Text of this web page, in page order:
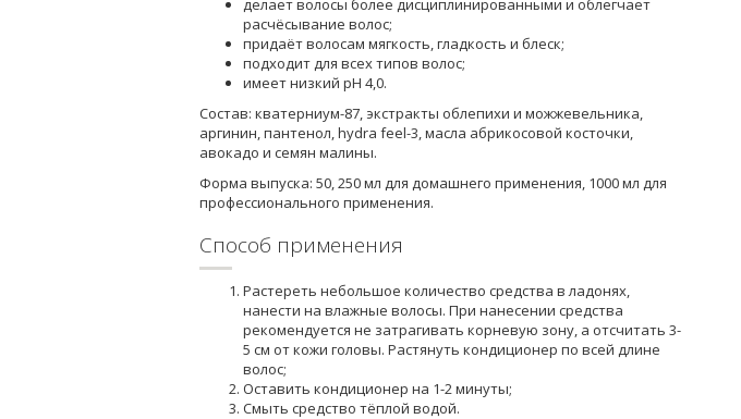
делает волосы более дисциплинированными и облегчает
расчёсывание волос;
придаёт волосам мягкость, гладкость и блеск;
подходит для всех типов волос;
имеет низкий pH 4,0.
Состав: кватерниум-87, экстракты облепихи и можжевельника,
аргинин, пантенол, hydra feel-3, масла абрикосовой косточки,
авокадо и семян малины.
Форма выпуска: 50, 250 мл для домашнего применения, 1000 мл для
профессионального применения.
Способ применения
Растереть небольшое количество средства в ладонях,
нанести на влажные волосы. При нанесении средства
рекомендуется не затрагивать корневую зону, а отсчитать 3-
5 см от кожи головы. Растянуть кондиционер по всей длине
волос;
Оставить кондиционер на 1-2 минуты;
Смыть средство тёплой водой.